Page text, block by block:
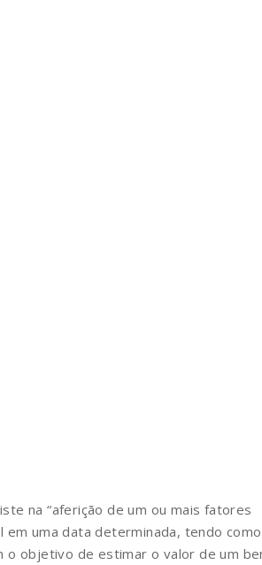
na “aferição de um ou mais fatores
uma data determinada, tendo como
o objetivo de estimar o valor de um